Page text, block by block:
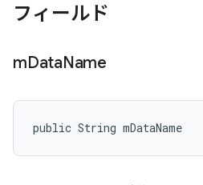
フィールド
mDataName
public String mDataName